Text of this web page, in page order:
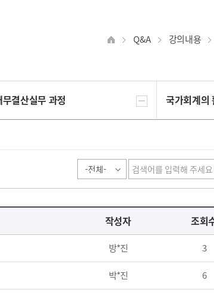
Q&A 강의내용
무결산실무 과정 국가회계의
작성자 조회
방*진 3
박*진 6